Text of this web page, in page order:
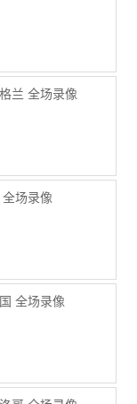
兰 全场录像
全场录像
全场录像